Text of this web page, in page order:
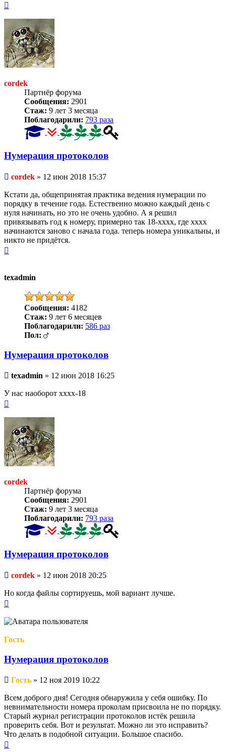
началу
cordek
Партнёр форума
Сообщения: 2901
Стаж: 9 лет 3 месяца
Поблагодарили: 793 раза
Нумерация протоколов
Непрочитанное
cordek » 12 июн 2018 15:37
Кстати да, общепринятая практика ведения нумерации по
порядку в течение года. Естественно можно каждый день с
нуля начинать, но это не очень удобно. А я решил
привязывать год к номеру, примерно так 18-хххх, где хххх
начинаются заново с начала года. теперь номера уникальны, и
никто не придётся.
texadmin
Сообщения: 4182
Стаж: 9 лет 6 месяцев
Поблагодарили: 586 раз
Пол:
Нумерация протоколов
Непрочитанное
texadmin » 12 июн 2018 16:25
У нас наоборот xxxx-18
началу
cordek
Партнёр форума
Сообщения: 2901
Стаж: 9 лет 3 месяца
Поблагодарили: 793 раза
Нумерация протоколов
Непрочитанное
cordek » 12 июн 2018 20:25
Но когда файлы сортируешь, мой вариант лучше.
началу
Гость
Нумерация протоколов
Непрочитанное
Гость » 12 ноя 2019 10:22
Всем доброго дня! Сегодня обнаружила у себя ошибку. По
невнимательности номера проколам присвоила не по порядку.
Старый журнал регистрации протоколов истёк решила
проверить себя. Вот и результат. Можно ли это исправить?
Что делать в подобной ситуации. Большое спасибо.